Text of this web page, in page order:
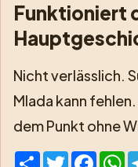
Funktioniert
Nicht verlässlich.
Mlada kann
dem Punkt ohne
ShareTwitter